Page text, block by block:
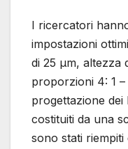
I ricercatori
impostazioni
di 25 µm, altezza
proporzioni 4: 1
progettazione dei
costituiti da una
sono stati